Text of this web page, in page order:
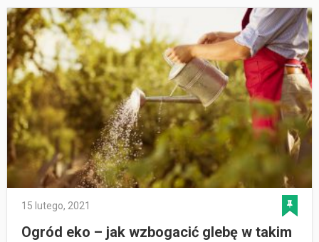
15 lutego, 2021
Ogród eko – jak wzbogacić glebę w takim